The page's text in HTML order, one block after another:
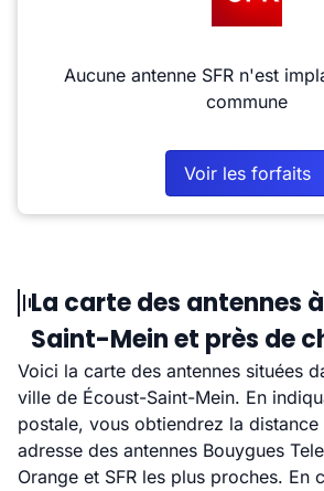
Aucune antenne SFR n'est
commune
Voir les forfaits
La carte des antennes
Saint-Mein et près de
Voici la carte des antennes situées
ville de Écoust-Saint-Mein. En
postale, vous obtiendrez la
adresse des antennes Bouygues
Orange et SFR les plus proches. En